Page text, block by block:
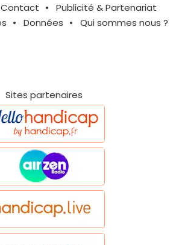
Contact
Publicité & Partenariat
Données Qui sommes nous ?
Sites partenaires